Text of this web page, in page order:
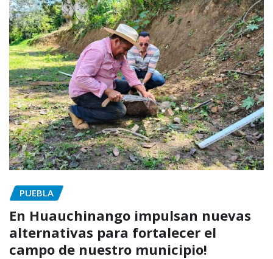
PUEBLA
En Huauchinango impulsan nuevas
alternativas para fortalecer el
campo de nuestro municipio!